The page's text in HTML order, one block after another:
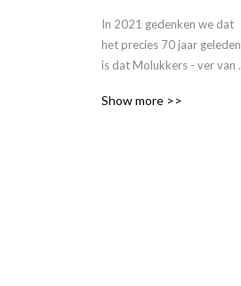
In 2021 gedenken we dat
het precies 70 jaar geleden
is dat Molukkers - ver van
naar Nederland kwamen.
Show more >>